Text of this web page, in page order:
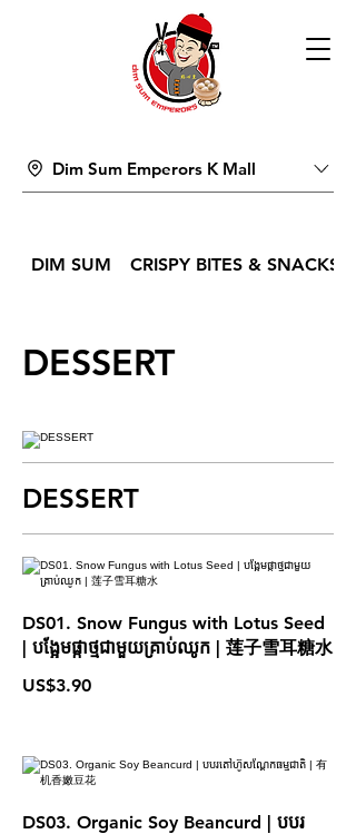
Dim Sum Emperors K Mall
DIM SUM CRISPY BITES & SNACKS
DESSERT
DESSERT
DS01. Snow Fungus with Lotus Seed
| បង្អែមផ្កាថ្មជាមួយគ្រាប់ឈូក | 莲子雪耳糖水
US$3.90
DS03. Organic Soy Beancurd | បបរ